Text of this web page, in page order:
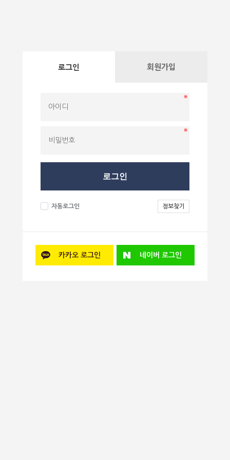
로그인 회원가입
로그인
자동로그인 정보찾기
카카오 로그인 네이버 로그인